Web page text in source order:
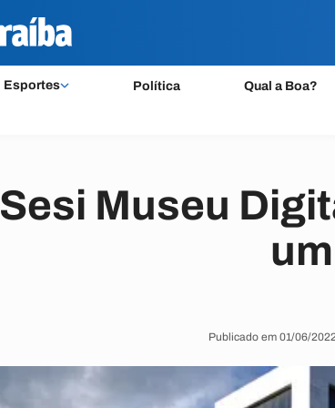
Esportes Política Qual a Boa?
Sesi Museu
Publicado em 01/06/